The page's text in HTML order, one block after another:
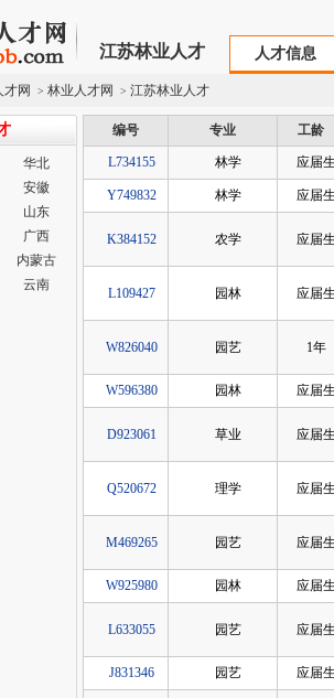
江苏林业人才 人才信息
才网 > 林业人才网 > 江苏林业人才
华北
安徽
山东
广西
内蒙古
云南
编号 专业 工龄
L734155 林学 应届
Y749832 林学 应届
K384152 农学 应届
L109427 园林 应届
W826040 园艺 1年
W596380 园林 应届
D923061 草业 应届
Q520672 理学 应届
M469265 园艺 应届
W925980 园林 应届
L633055 园艺 应届
J831346 园艺 应届